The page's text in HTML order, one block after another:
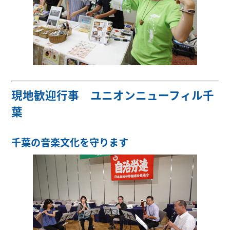
現地歓迎行事 ユニオンニューフィル千
葉
千葉の音楽文化を守ります